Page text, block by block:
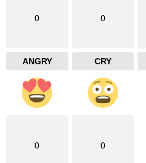
0
ANGRY
0
CRY
0 0